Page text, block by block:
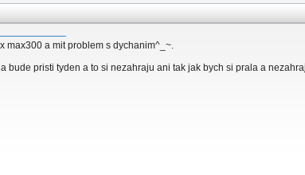
max300 a mit problem s dychanim^_~.
pristi tyden a to si nezahraju ani tak jak bych si prala a